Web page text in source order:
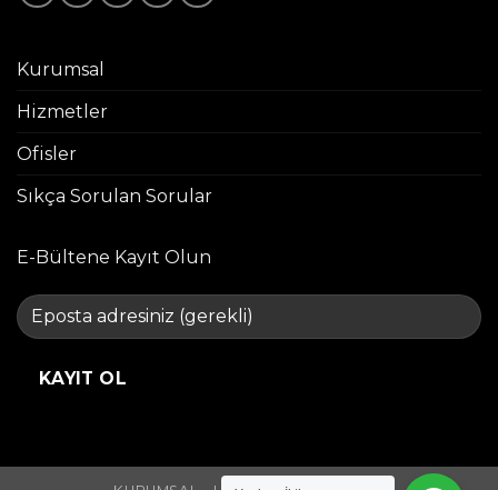
Kurumsal
Hizmetler
Ofisler
Sıkça Sorulan Sorular
E-Bültene Kayıt Olun